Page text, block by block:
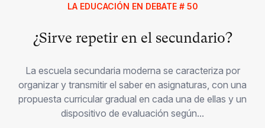
LA EDUCACIÓN EN DEBATE # 50
¿Sirve repetir en el secundario?
La escuela secundaria moderna se caracteriza por
organizar y transmitir el saber en asignaturas, con una
propuesta curricular gradual en cada una de ellas y un
dispositivo de evaluación según...